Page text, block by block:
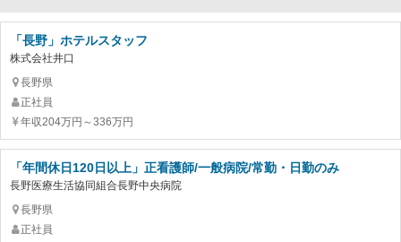
「長野」ホテルスタッフ
株式会社井口
長野県
正社員
年収204万円～336万円
「年間休日120日以上」正看護師/一般病院/常勤・日勤のみ
長野医療生活協同組合長野中央病院
長野県
正社員